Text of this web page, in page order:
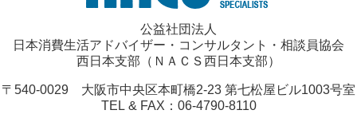
公益社団法人
日本消費生活アドバイザー・コンサルタント・相談員協会
西日本支部（ＮＡＣＳ西日本支部）
〒540-0029 大阪市中央区本町橋2-23 第七松屋ビル1003号室
TEL & FAX：06-4790-8110